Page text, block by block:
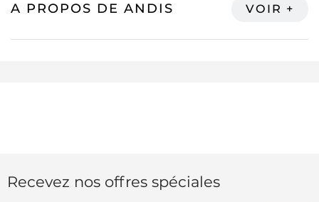
A PROPOS DE ANDIS
Recevez nos offres spéciales